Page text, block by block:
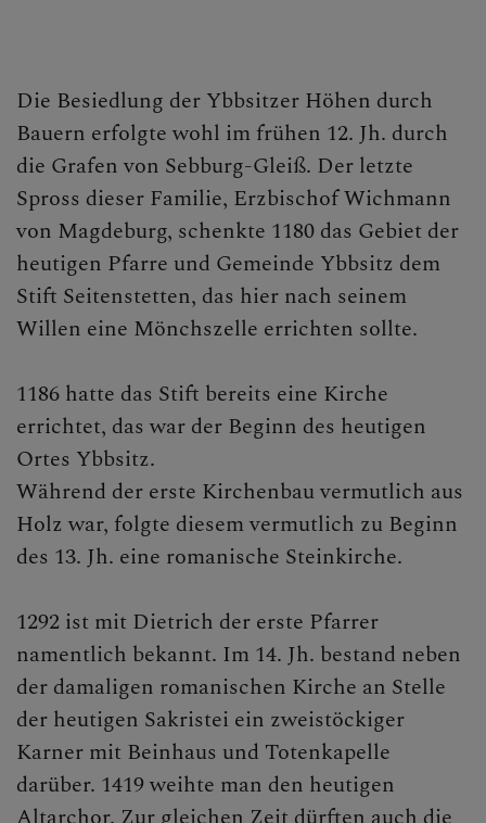
Die Besiedlung der Ybbsitzer Höhen durch
Bauern erfolgte wohl im frühen 12. Jh. durch
die Grafen von Sebburg-Gleiß. Der letzte
Spross dieser Familie, Erzbischof Wichmann
von Magdeburg, schenkte 1180 das Gebiet der
heutigen Pfarre und Gemeinde Ybbsitz dem
Stift Seitenstetten, das hier nach seinem
Willen eine Mönchszelle errichten sollte.
1186 hatte das Stift bereits eine Kirche
errichtet, das war der Beginn des heutigen
Ortes Ybbsitz.
Während der erste Kirchenbau vermutlich aus
Holz war, folgte diesem vermutlich zu Beginn
des 13. Jh. eine romanische Steinkirche.
1292 ist mit Dietrich der erste Pfarrer
namentlich bekannt. Im 14. Jh. bestand neben
der damaligen romanischen Kirche an Stelle
der heutigen Sakristei ein zweistöckiger
Karner mit Beinhaus und Totenkapelle
darüber. 1419 weihte man den heutigen